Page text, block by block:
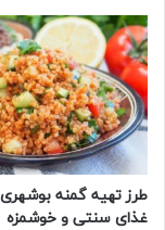
طرز تهیه گمنه
غذای سنتی و خوشمزه